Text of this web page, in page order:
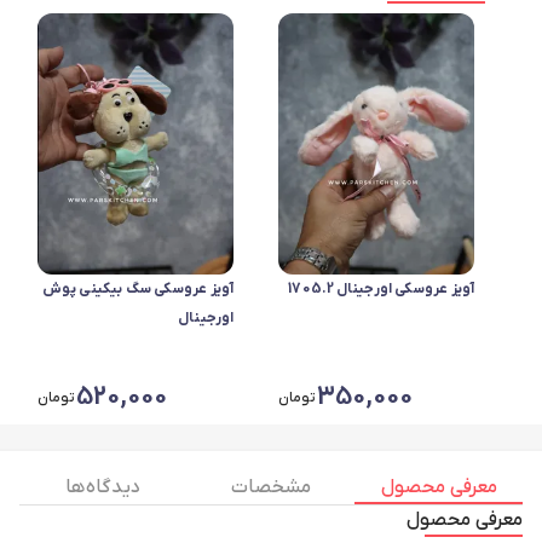
آویز عروسکی اورجینال 1705.2
350,000تومان
آویز عروسکی سگ بیکینی پوش
اورجینال
520,000تومان
معرفی محصول مشخصات
دیدگاه ها
معرفی محصول